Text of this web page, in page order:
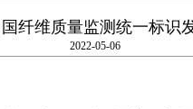
纤维质量监测统一标识
2022-05-06